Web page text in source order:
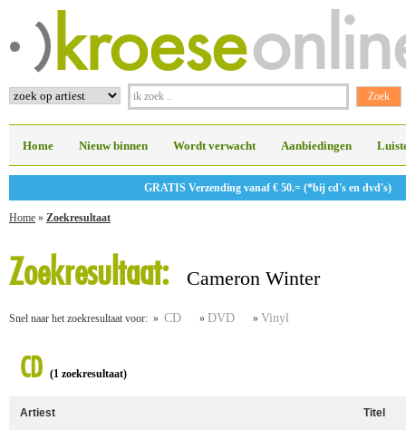
Home Nieuw binnen Wordt verwacht Aanbiedingen
GRATIS Verzending vanaf € 50.= (*bij cd's en dvd's)
Home » Zoekresultaat
Zoekresultaat: Cameron Winter
Snel naar het zoekresultaat voor: » CD » DVD » Vinyl
CD (1 zoekresultaat)
Artiest Titel